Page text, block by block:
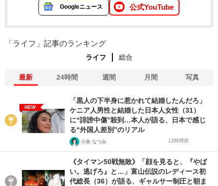
Googleニュース 公式YouTube
「ライフ」記事のランキング
ライフ 総合
最新 24時間 週間 月間 写真
NEW
「黒人の下半身に惹かれて結婚したんだろ」
ケニア人男性と結婚した日本人女性（31）
に“誹謗中傷”殺到…本人が語る、日本で感じ
る“外国人差別”のリアル
小泉 なつみ 12時間前
《タイマン50戦無敗》「顔を見ると、『やば
い。逃げろ』と…」富山伝説のレディース初
代総長（36）が語る、ギャルサー制圧と朝ま